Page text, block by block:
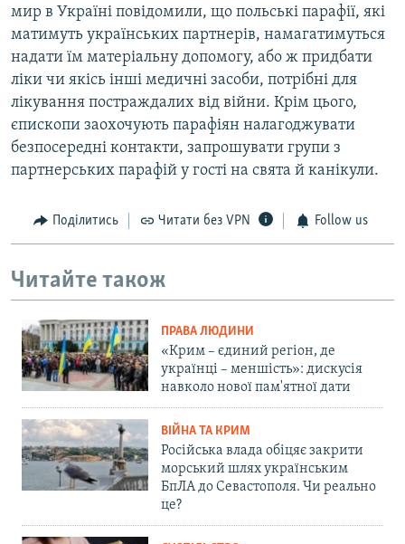
мир в Україні повідомили, що польські парафії, які
матимуть українських партнерів, намагатимуться
надати їм матеріальну допомогу, або ж придбати
ліки чи якісь інші медичні засоби, потрібні для
лікування постраждалих від війни. Крім цього,
єпископи заохочують парафіян налагоджувати
безпосередні контакти, запрошувати групи з
партнерських парафій у гості на свята й канікули.
Поділитись Читати без VPN Follow us
Читайте також
ПРАВА ЛЮДИНИ
«Крим – єдиний регіон, де
українці – меншість»: дискусія
навколо нової пам'ятної дати
ВІЙНА ТА КРИМ
Російська влада обіцяє закрити
морський шлях українським
БпЛА до Севастополя. Чи реально
це?